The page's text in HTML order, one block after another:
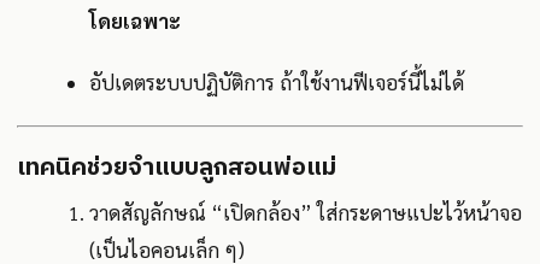
โดยเฉพาะ
อัปเดตระบบปฏิบัติการ ถ้าใช้งานฟีเจอร์นี้ไม่ได้
เทคนิคช่วยจำแบบลูกสอนพ่อแม่
วาดสัญลักษณ์ “เปิดกล้อง” ใส่กระดาษแปะไว้หน้าจอ
(เป็นไอคอนเล็ก ๆ)